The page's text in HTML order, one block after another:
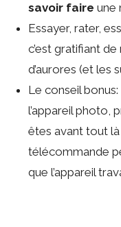
savoir faire une
Essayer, rater,
c’est gratifiant
d’aurores (et les
Le conseil bonus:
l’appareil photo,
êtes avant tout
télécommande
que l’appareil